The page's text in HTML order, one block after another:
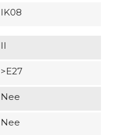
IK08
II
>E27
Nee
Nee